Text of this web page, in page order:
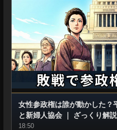
女性参政権は誰が動かした？
と新婦人協会｜ ざっくり解説
18:50